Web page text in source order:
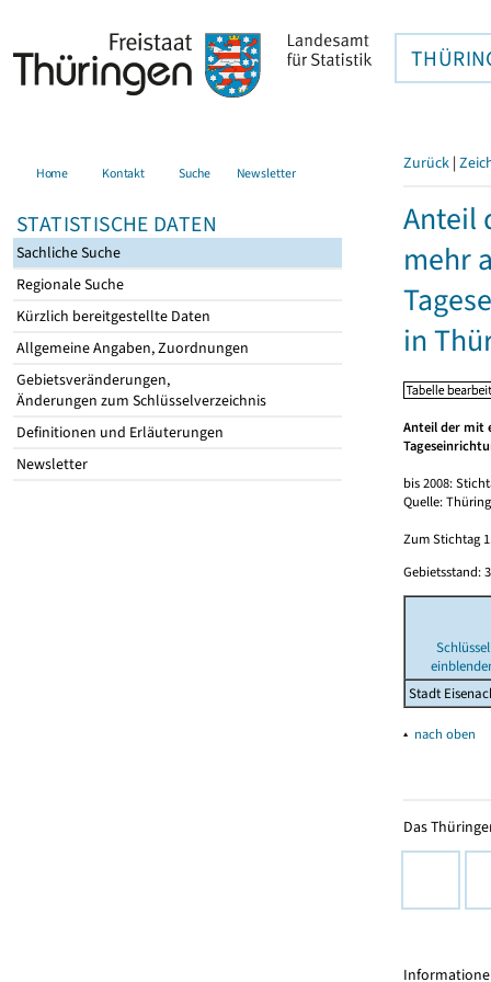
Home Kontakt Suche Newsletter
STATISTISCHE DATEN
Sachliche Suche
Regionale Suche
Kürzlich bereitgestellte Daten
Allgemeine Angaben, Zuordnungen
Gebietsveränderungen,
Änderungen zum Schlüsselverzeichnis
Definitionen und Erläuterungen
Newsletter
Zurück |
Anteil
mehr
in
Anteil der mit
bis 2008:
Quelle:
Zum Stichtag
Gebietsstand:
Schlüssel
Stadt
▴ nach oben
Das